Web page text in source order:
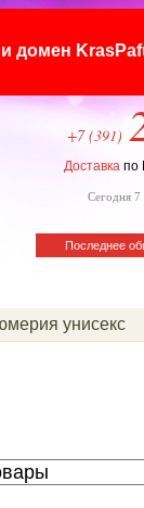
и домен
+7 (391)
Доставка по
Сегодня 7
Последнее
унисекс